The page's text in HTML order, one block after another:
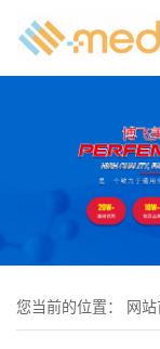
您当前的位置： 网站